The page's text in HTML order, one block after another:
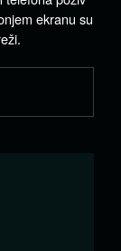
ekranu su